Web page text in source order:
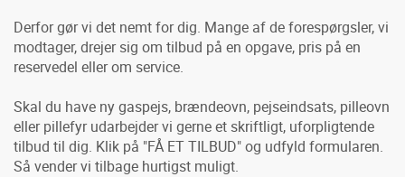
Derfor gør vi det nemt for dig. Mange af de forespørgsler, vi
modtager, drejer sig om tilbud på en opgave, pris på en
reservedel eller om service.
Skal du have ny gaspejs, brændeovn, pejseindsats, pilleovn
eller pillefyr udarbejder vi gerne et skriftligt, uforpligtende
tilbud til dig. Klik på "FÅ ET TILBUD" og udfyld formularen.
Så vender vi tilbage hurtigst muligt.